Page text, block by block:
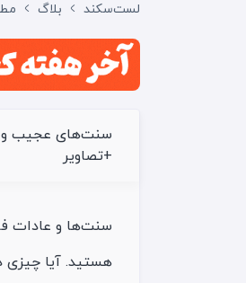
لست‌سکند بلاگ
+تصاویر
سنت‌ها و عادات
هستید. آیا چیزی